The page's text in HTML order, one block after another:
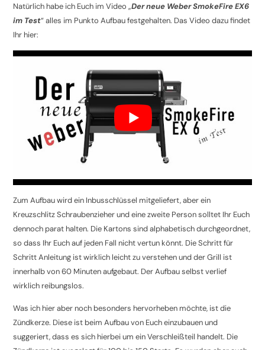
Natürlich habe ich Euch im Video „Der neue Weber SmokeFire EX6
im Test“ alles im Punkto Aufbau festgehalten. Das Video dazu findet
Ihr hier:
Zum Aufbau wird ein Inbusschlüssel mitgeliefert, aber ein
Kreuzschlitz Schraubenzieher und eine zweite Person solltet Ihr Euch
dennoch parat halten. Die Kartons sind alphabetisch durchgeordnet,
so dass Ihr Euch auf jeden Fall nicht vertun könnt. Die Schritt für
Schritt Anleitung ist wirklich leicht zu verstehen und der Grill ist
innerhalb von 60 Minuten aufgebaut. Der Aufbau selbst verlief
wirklich reibungslos.
Was ich hier aber noch besonders hervorheben möchte, ist die
Zündkerze. Diese ist beim Aufbau von Euch einzubauen und
suggeriert, dass es sich hierbei um ein Verschleißteil handelt. Die